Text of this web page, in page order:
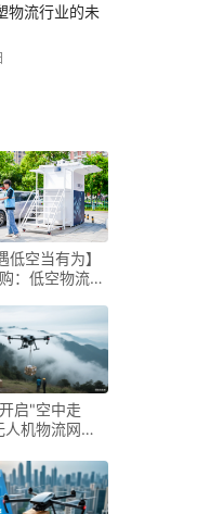
物流行业的未
低空当有为】
：低空物流
启"空中走
人机物流网络